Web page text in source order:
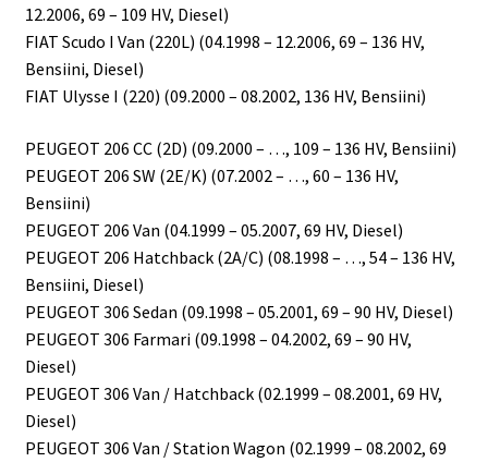
12.2006, 69 – 109 HV, Diesel)
FIAT Scudo I Van (220L) (04.1998 – 12.2006, 69 – 136 HV,
Bensiini, Diesel)
FIAT Ulysse I (220) (09.2000 – 08.2002, 136 HV, Bensiini)
PEUGEOT 206 CC (2D) (09.2000 – …, 109 – 136 HV, Bensiini)
PEUGEOT 206 SW (2E/K) (07.2002 – …, 60 – 136 HV,
Bensiini)
PEUGEOT 206 Van (04.1999 – 05.2007, 69 HV, Diesel)
PEUGEOT 206 Hatchback (2A/C) (08.1998 – …, 54 – 136 HV,
Bensiini, Diesel)
PEUGEOT 306 Sedan (09.1998 – 05.2001, 69 – 90 HV, Diesel)
PEUGEOT 306 Farmari (09.1998 – 04.2002, 69 – 90 HV,
Diesel)
PEUGEOT 306 Van / Hatchback (02.1999 – 08.2001, 69 HV,
Diesel)
PEUGEOT 306 Van / Station Wagon (02.1999 – 08.2002, 69